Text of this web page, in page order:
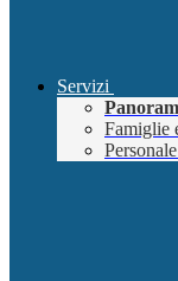
Servizi
Famiglie